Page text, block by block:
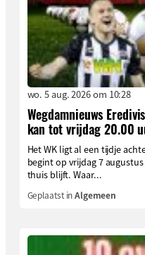
wo. 5 aug. 2026 om 10:28
Wegdamnieuws
kan tot vrijdag 20.00
Het WK ligt al een tijdje
begint op vrijdag 7
thuis blijft. Waar...
Geplaatst inAlgemeen